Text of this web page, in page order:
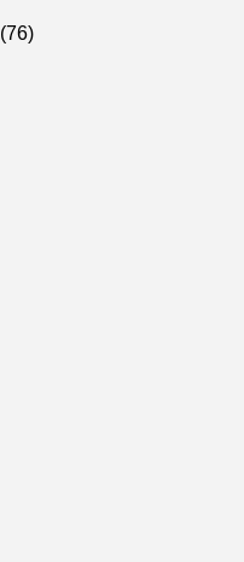
(76)